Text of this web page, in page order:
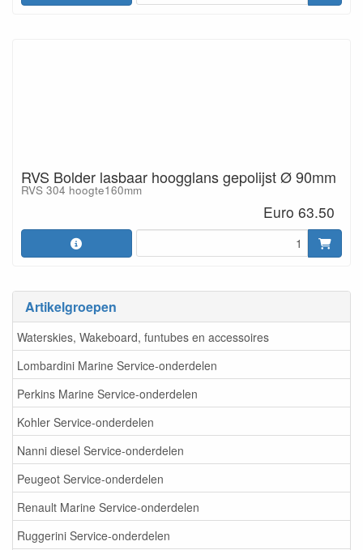
Artikelgroepen
Waterskies, Wakeboard, funtubes en accessoires
Lombardini Marine Service-onderdelen
Perkins Marine Service-onderdelen
Kohler Service-onderdelen
Nanni diesel Service-onderdelen
Peugeot Service-onderdelen
Renault Marine Service-onderdelen
Ruggerini Service-onderdelen
RVS Bolder lasbaar hoogglans gepolijst Ø 90mm
RVS 304 hoogte160mm
Euro 63.50